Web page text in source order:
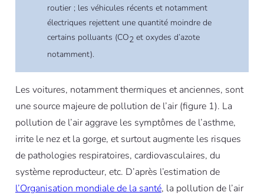
routier ; les véhicules récents et notamment
électriques rejettent une quantité moindre de
certains polluants (CO2 et oxydes d’azote
notamment).
Les voitures, notamment thermiques et anciennes, sont
une source majeure de pollution de l’air (figure 1). La
pollution de l’air aggrave les symptômes de l’asthme,
irrite le nez et la gorge, et surtout augmente les risques
de pathologies respiratoires, cardiovasculaires, du
système reproducteur, etc. D’après l’estimation de
l’Organisation mondiale de la santé, la pollution de l’air